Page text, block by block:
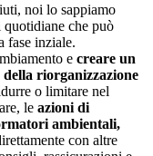
noi lo sappiamo
che può
fase inziale.
e creare un
riorganizzazione
o limitare nel
le azioni di
ambientali,
con altre